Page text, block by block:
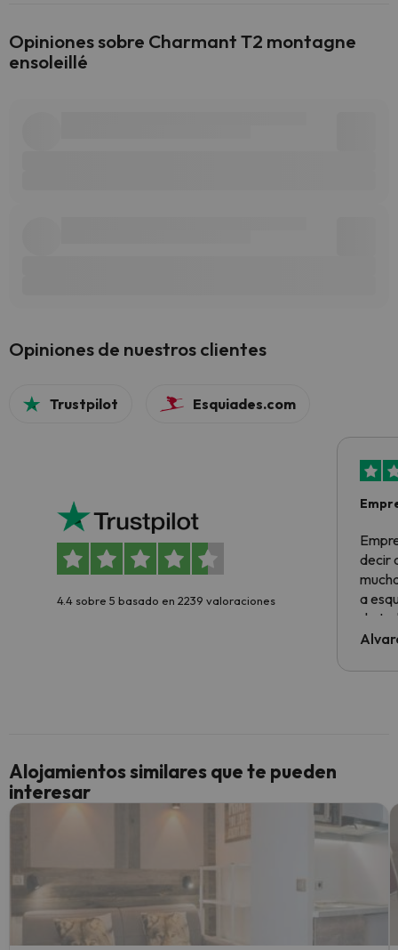
Opiniones sobre Charmant T2 montagne
ensoleillé
Opiniones de nuestros clientes
Trustpilot Esquiades.com
4.4 sobre 5 basado en 2239 valoraciones
decir
a
de
al
culpa
Alojamientos similares que te pueden
interesar